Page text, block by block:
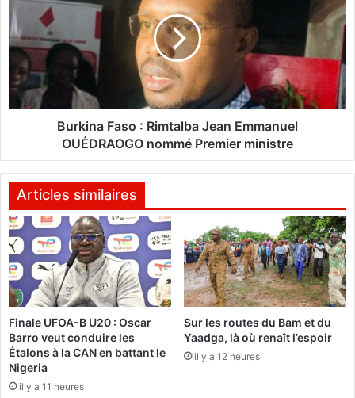
u
r
k
n
o
O
B
)
c
é
l
è
b
r
e
l
k
i
F
a
:
R
m
t
a
l
b
a
J
e
a
n
E
m
Burkina Faso : Rimtalba Jean Emmanuel
OUÉDRAOGO nommé Premier ministre
Articles similaires
Finale UFOA-B U20 : Oscar
Barro veut conduire les
Étalons à la CAN en battant le
Nigeria
il y a 11 heures
Sur les routes du Bam et du
Yaadga, là où renaît l’espoir
il y a 12 heures